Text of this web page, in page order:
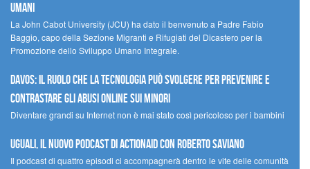
umani
La John Cabot University (JCU) ha dato il benvenuto a Padre Fabio
Baggio, capo della Sezione Migranti e Rifugiati del Dicastero per la
Promozione dello Sviluppo Umano Integrale.
Davos: il ruolo che la tecnologia può svolgere per prevenire e
contrastare gli abusi online sui minori
Diventare grandi su Internet non è mai stato così pericoloso per i bambini
UGUALI, il nuovo podcast di ACTIONAID con Roberto Saviano
Il podcast di quattro episodi ci accompagnerà dentro le vite delle comunità